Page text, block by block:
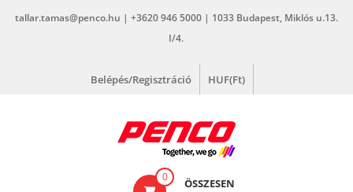
tallar.tamas@penco.hu | +3620 946 5000 | 1033 Budapest, Miklós u.13.
I/4.
Belépés/Regisztráció HUF(Ft)
0 ÖSSZESEN